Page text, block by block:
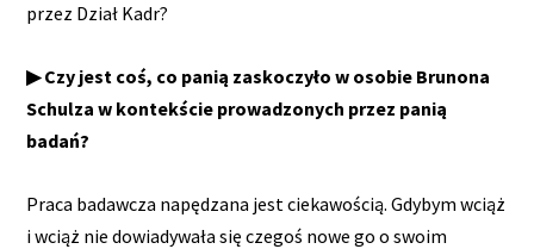
przez Dział Kadr?
▶ Czy jest coś, co panią zaskoczyło w osobie Brunona
Schulza w kontekście prowadzonych przez panią
badań?
Praca badawcza napędzana jest ciekawością. Gdybym wciąż
i wciąż nie dowiadywała się czegoś nowe go o swoim